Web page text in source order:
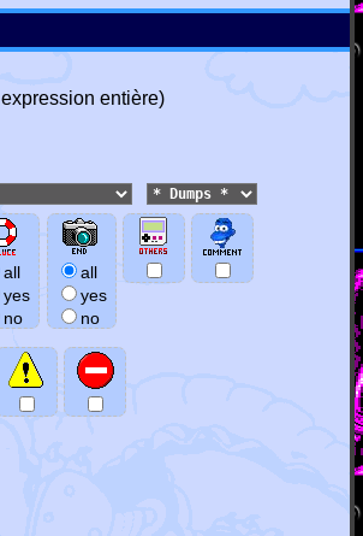
expression entière)
all
yes
no
all
yes
no